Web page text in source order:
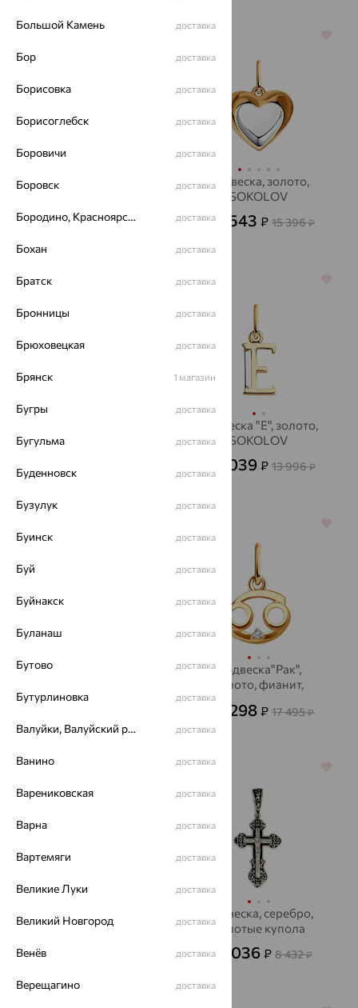
Подвеска, серебро,
от 417₽ 1 159₽
Подвеска, золото,
SOKOLOV
от 5 543₽ 15 396₽
64%
топаз "лондон",
64%
Подвеска "Е", золото,
SOKOLOV
5 039₽ 13 996₽
Подвеска, золото,
16 275
Подвеска"Рак",
золото, фианит,
6 298₽ 17 495₽
64%
Подвеска, золото,
топаз, Золотые Узоры
18 407
64%
Подвеска, серебро,
Золотые купола
от 3 036₽ 8 432₽
Большой Камень доставка
Бор доставка
Борисовка доставка
Борисоглебск доставка
Боровичи доставка
Боровск доставка
Бородино, Красноярский край доставка
Бохан доставка
Братск доставка
Бронницы доставка
Брюховецкая доставка
Брянск 1 магазин
Бугры доставка
Бугульма доставка
Буденновск доставка
Бузулук доставка
Буинск доставка
Буй доставка
Буйнакск доставка
Буланаш доставка
Бутово доставка
Бутурлиновка доставка
Валуйки, Валуйский район доставка
Ванино доставка
Варениковская доставка
Варна доставка
Вартемяги доставка
Великие Луки доставка
Великий Новгород доставка
Венёв доставка
Верещагино доставка